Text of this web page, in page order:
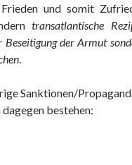
und somit
transatlantische
Beseitigung der Armut
.
Sanktionen/
bestehen:
Nationen wollen TTIP